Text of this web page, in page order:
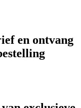
en ontvang